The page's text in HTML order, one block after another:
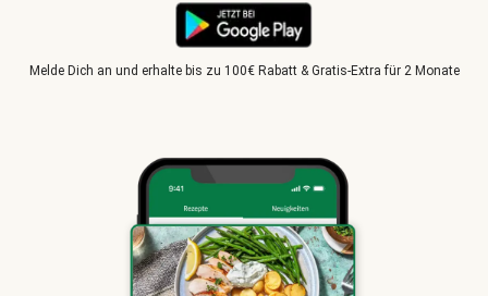
Melde Dich an und erhalte bis zu 100€ Rabatt & Gratis-Extra für 2 Monate